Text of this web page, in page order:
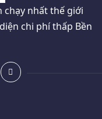
chạy nhất thế giới
chi phí thấp Bền